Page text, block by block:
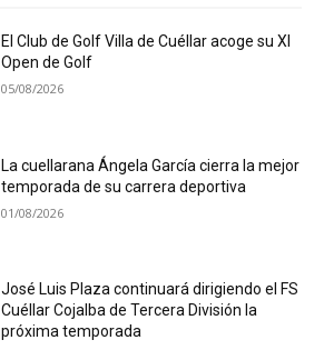
El Club de Golf Villa de Cuéllar acoge su XI
Open de Golf
05/08/2026
La cuellarana Ángela García cierra la mejor
temporada de su carrera deportiva
01/08/2026
José Luis Plaza continuará dirigiendo el FS
Cuéllar Cojalba de Tercera División la
próxima temporada